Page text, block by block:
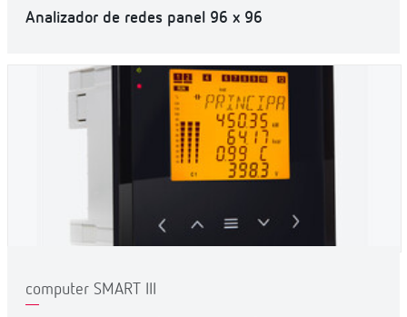
Analizador de redes panel 96 x 96
computer SMART III